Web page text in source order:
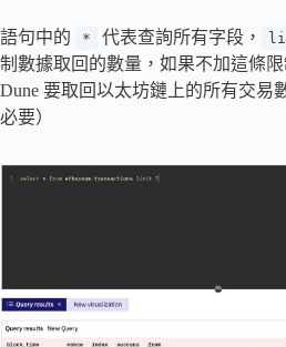
語句中的 * 代表查詢所有字段，
制數據取回的數量，如果不加這條
Dune 要取回以太坊鏈上的所有交易
必要）